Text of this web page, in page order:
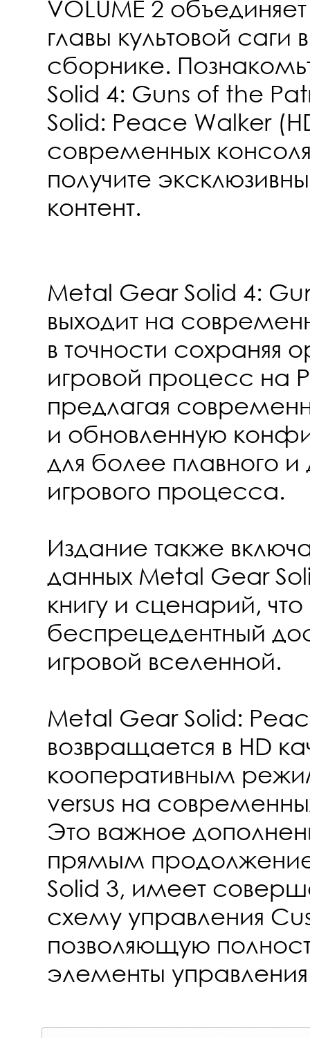
VOLUME 2
главы культовой саги
сборнике.
Solid 4: Guns of the
Solid: Peace Walker
современных
получите
контент.
Metal Gear Solid 4:
выходит на
в точности сохраняя
игровой процесс на
предлагая
и обновленную
для более плавного и
игрового процесса.
Издание также
данных Metal Gear
книгу и сценарий, что
беспрецедентный
игровой вселенной.
Metal Gear Solid:
возвращается в HD
кооперативным
versus на
Это важное
прямым
Solid 3, имеет
схему управления
позволяющую
элементы